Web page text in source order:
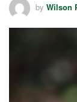
by Wilson